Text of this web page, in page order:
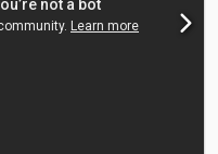
Aantal cilinders: 4
km/u Afmetingen